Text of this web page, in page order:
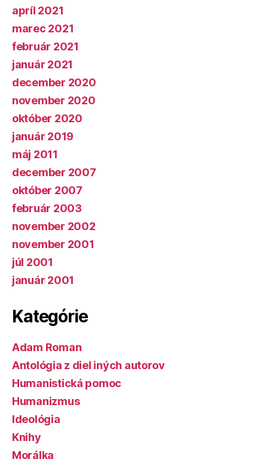
apríl 2021
marec 2021
február 2021
január 2021
december 2020
november 2020
október 2020
január 2019
máj 2011
december 2007
október 2007
február 2003
november 2002
november 2001
júl 2001
január 2001
Kategórie
Adam Roman
Antológia z diel iných autorov
Humanistická pomoc
Humanizmus
Ideológia
Knihy
Morálka